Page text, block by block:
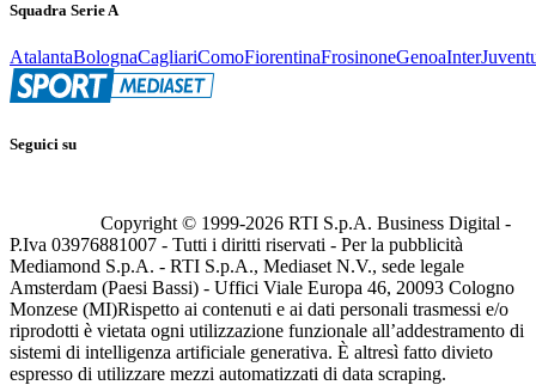
Squadra Serie A
AtalantaBolognaCagliariComoFiorentinaFrosinoneGenoaInter
Seguici su
Copyright © 1999-2026 RTI S.p.A. Business Digital -
P.Iva 03976881007 - Tutti i diritti riservati - Per la pubblicità
Mediamond S.p.A. - RTI S.p.A., Mediaset N.V., sede legale
Amsterdam (Paesi Bassi) - Uffici Viale Europa 46, 20093 Cologno
Monzese (MI)Rispetto ai contenuti e ai dati personali trasmessi e/o
riprodotti è vietata ogni utilizzazione funzionale all’addestramento di
sistemi di intelligenza artificiale generativa. È altresì fatto divieto
espresso di utilizzare mezzi automatizzati di data scraping.